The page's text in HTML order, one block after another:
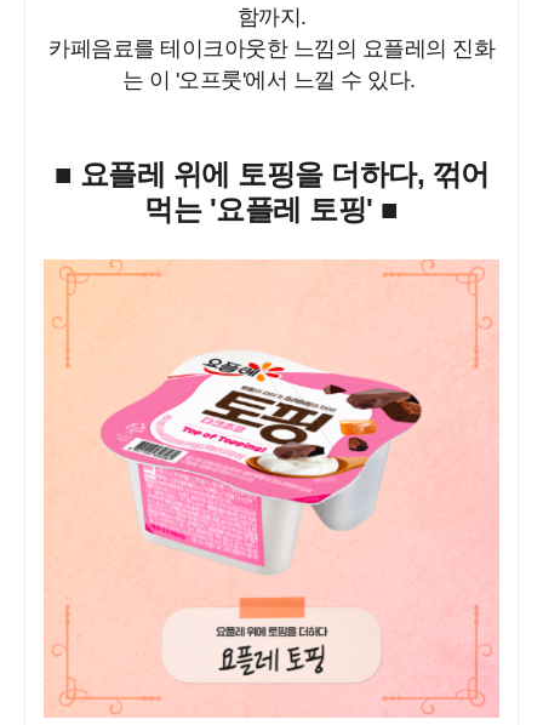
함까지.
카페음료를 테이크아웃한 느낌의 요플레의 진화
는 이 '오프룻'에서 느낄 수 있다.
■ 요플레 위에 토핑을 더하다, 꺾어
먹는 '요플레 토핑' ■